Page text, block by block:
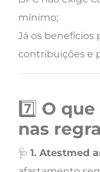
mínimo;
Já os benefícios
contribuições e
7️⃣ O
nas
🩺 1. Atestmed